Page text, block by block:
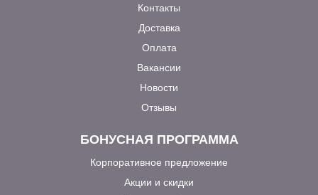
Контакты
Доставка
Оплата
Вакансии
Новости
Отзывы
БОНУСНАЯ ПРОГРАММА
Корпоративное предложение
Акции и скидки